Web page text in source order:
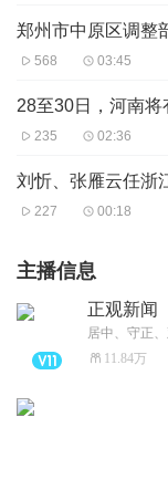
者是1994年的墨
掐指算一下时间跨
比赛中梅开二度的
呼吗？短短几天内
梅开二度的萨卡、
出生的小维阿。
如果不仅用进球
点，如果有加维的
郑州市中原区调整
568 03:45
28至30日，河南
235 02:36
刘忻、张雁云任浙
227 00:18
主播信息
正观新闻
11.84万